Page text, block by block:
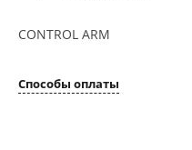
CONTROL ARM
Способы оплаты